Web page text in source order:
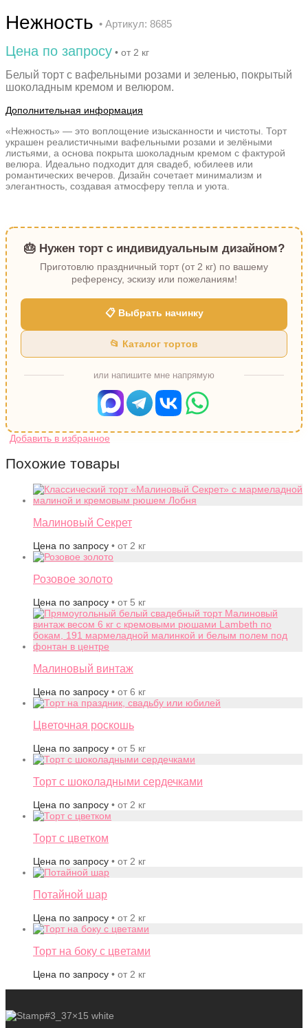
Нежность • Артикул: 8685
Цена по запросу • от 2 кг
Белый торт с вафельными розами и зеленью, покрытый
шоколадным кремом и велюром.
Дополнительная информация
«Нежность» — это воплощение изысканности и чистоты. Торт
украшен реалистичными вафельными розами и зелёными
листьями, а основа покрыта шоколадным кремом с фактурой
велюра. Идеально подходит для свадеб, юбилеев или
романтических вечеров. Дизайн сочетает минимализм и
элегантность, создавая атмосферу тепла и уюта.
🎂 Нужен торт с индивидуальным дизайном?
Приготовлю праздничный торт (от 2 кг) по вашему
референсу, эскизу или пожеланиям!
📋 Выбрать начинку
📂 Каталог тортов
или напишите мне напрямую
Похожие товары
Малиновый Секрет
Цена по запросу • от 2 кг
Розовое золото
Цена по запросу • от 5 кг
Малиновый винтаж
Цена по запросу • от 6 кг
Цветочная роскошь
Цена по запросу • от 5 кг
Торт с шоколадными сердечками
Цена по запросу • от 2 кг
Торт с цветком
Цена по запросу • от 2 кг
Потайной шар
Цена по запросу • от 2 кг
Торт на боку с цветами
Цена по запросу • от 2 кг